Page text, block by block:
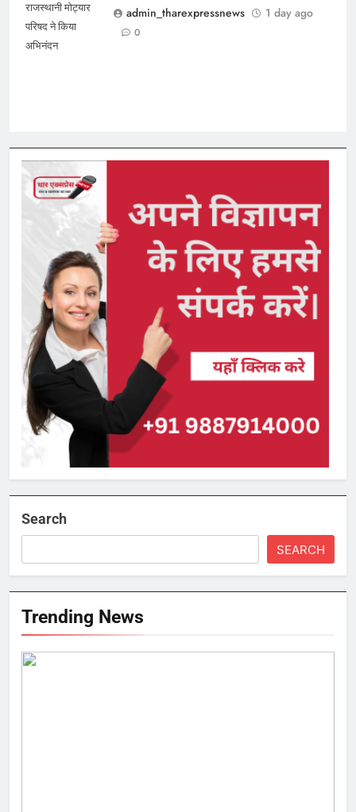
राजस्थानी मोट्यार
परिषद ने किया
अभिनंदन
admin_tharexpressnews
1 day ago
0
Search
SEARCH
Trending News